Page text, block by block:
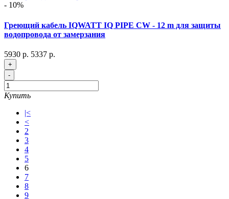
- 10%
Греющий кабель IQWATT IQ PIPE CW - 12 m для защиты
водопровода от замерзания
5930 р. 5337 р.
+
-
Купить
|<
<
2
3
4
5
6
7
8
9